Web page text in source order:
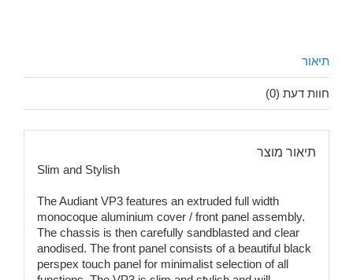
תיאור
חוות דעת (0)
תיאור מוצר
Slim and Stylish
The Audiant VP3 features an extruded full width
monocoque aluminium cover / front panel assembly.
The chassis is then carefully sandblasted and clear
anodised. The front panel consists of a beautiful black
perspex touch panel for minimalist selection of all